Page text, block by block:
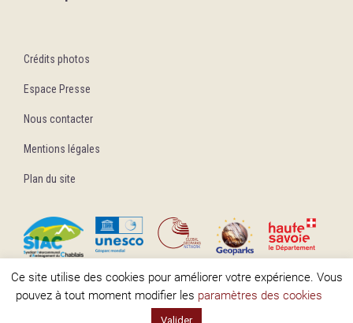
Crédits photos
Espace Presse
Nous contacter
Mentions légales
Plan du site
Ce site utilise des cookies pour améliorer votre expérience. Vous
pouvez à tout moment modifier les paramètres des cookies
Valider